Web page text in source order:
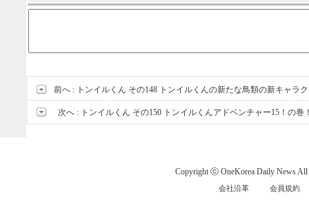
前へ : トンイルくん その148 トンイルくんの新たな鳥類の新キャラ
次へ : トンイルくん その150 トンイルくんアドベンチャー15！の巻
Copyright ⓒ OneKorea Daily News All
会社沿革 会員規約